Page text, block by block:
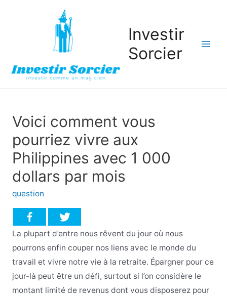
Investir
Sorcier
Voici comment vous
pourriez vivre aux
Philippines avec 1 000
dollars par mois
question
La plupart d’entre nous rêvent du jour où nous
pourrons enfin couper nos liens avec le monde du
travail et vivre notre vie à la retraite. Épargner pour ce
jour-là peut être un défi, surtout si l’on considère le
montant limité de revenus dont vous disposerez pour